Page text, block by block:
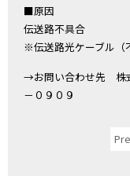
■原因
伝送路不具合
※伝送路光ケーブル（
→お問い合わせ先 株
－０９０９